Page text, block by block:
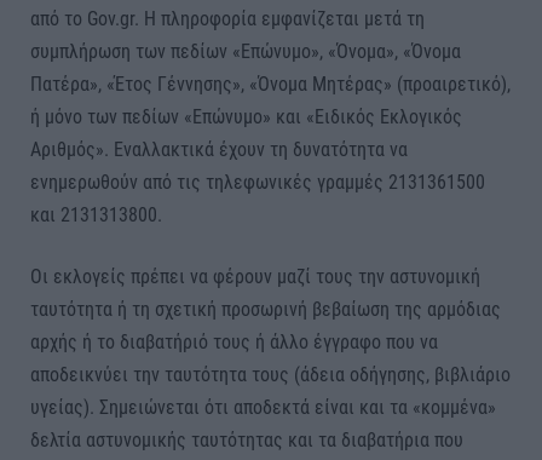
από το Gov.gr. Η πληροφορία εμφανίζεται μετά τη
συμπλήρωση των πεδίων «Επώνυμο», «Όνομα», «Όνομα
Πατέρα», «Έτος Γέννησης», «Όνομα Μητέρας» (προαιρετικό),
ή μόνο των πεδίων «Επώνυμο» και «Ειδικός Εκλογικός
Αριθμός». Εναλλακτικά έχουν τη δυνατότητα να
ενημερωθούν από τις τηλεφωνικές γραμμές 2131361500
και 2131313800.
Οι εκλογείς πρέπει να φέρουν μαζί τους την αστυνομική
ταυτότητα ή τη σχετική προσωρινή βεβαίωση της αρμόδιας
αρχής ή το διαβατήριό τους ή άλλο έγγραφο που να
αποδεικνύει την ταυτότητα τους (άδεια οδήγησης, βιβλιάριο
υγείας). Σημειώνεται ότι αποδεκτά είναι και τα «κομμένα»
δελτία αστυνομικής ταυτότητας και τα διαβατήρια που